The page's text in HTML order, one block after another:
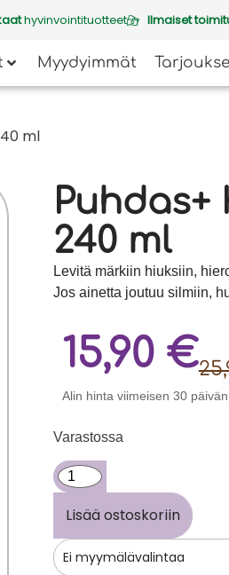
hyvinvointituotteet Ilmaiset
Myydyimmät
ml
Puhdas+
240 ml
Levitä märkiin hiuksiin,
Jos ainetta joutuu silmiin,
15,90 €
Alin hinta viimeisen 30
Varastossa
Lisää ostoskoriin
Ei myymälävalintaa